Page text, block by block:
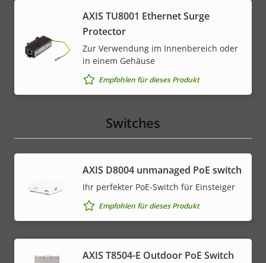
AXIS TU8001 Ethernet Surge
Protector
Zur Verwendung im Innenbereich oder
in einem Gehäuse
Empfohlen für dieses Produkt
Switches
AXIS ​D8004 unmanaged PoE switch
Ihr perfekter PoE-Switch für Einsteiger
Empfohlen für dieses Produkt
AXIS T8504-E Outdoor PoE Switch